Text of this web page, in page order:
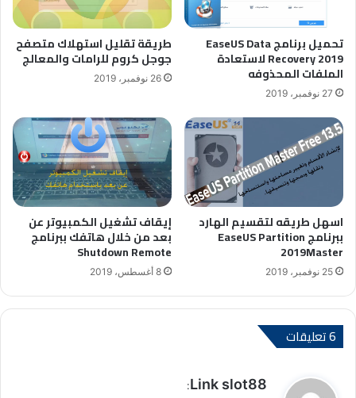
تحميل برنامج EaseUS Data
Recovery 2019 لاستعادة
الملفات المحذوفه
27 نوفمبر، 2019
طريقة تقليل استهلاك متصفح
جوجل كروم للرامات والمعالج
26 نوفمبر، 2019
اسهل طريقه لتقسيم الهارد
ببرنامج EaseUS Partition
2019Master
25 نوفمبر، 2019
إيقاف تشغيل الكمبيوتر عن
بعد من خلال هاتفك ببرنامج
Shutdown Remote
8 أغسطس، 2019
‫6 تعليقات
يLink slot88
: